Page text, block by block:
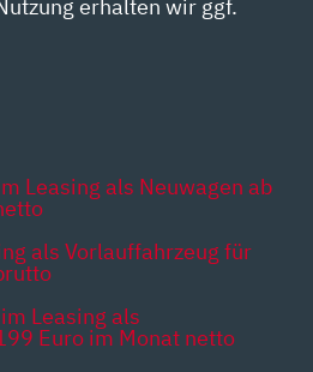
erhalten wir ggf.
Leasing als Neuwagen ab
als Vorlauffahrzeug für
im Leasing als
Euro im Monat netto